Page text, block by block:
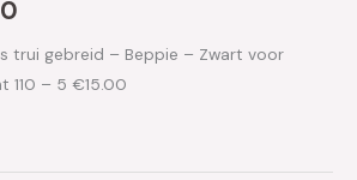
trui gebreid – Beppie – Zwart voor
110 – 5 €15.00